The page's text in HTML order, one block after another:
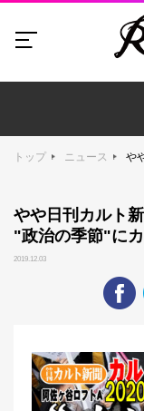
トップ ニュース やや
やや日刊カルト
"政治の季節"に
2019.12.03